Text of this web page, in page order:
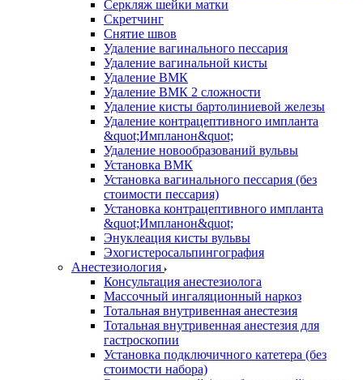
Серкляж шейки матки
Скретчинг
Снятие швов
Удаление вагинального пессария
Удаление вагинальной кисты
Удаление ВМК
Удаление ВМК 2 сложности
Удаление кисты бартолиниевой железы
Удаление контрацептивного импланта
&quot;Импланон&quot;
Удаление новообразований вульвы
Установка ВМК
Установка вагинального пессария (без
стоимости пессария)
Установка контрацептивного импланта
&quot;Импланон&quot;
Энуклеация кисты вульвы
Эхогистеросальпингография
Анестезиология
Консультация анестезиолога
Массочный ингаляционный наркоз
Тотальная внутривенная анестезия
Тотальная внутривенная анестезия для
гастроскопии
Установка подключичного катетера (без
стоимости набора)